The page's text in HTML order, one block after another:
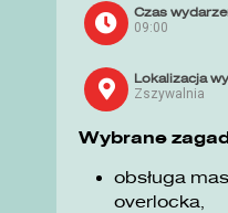
Czas
09:00
Lokalizacja
Zszywalnia
Wybrane
obsługa
overlocka,